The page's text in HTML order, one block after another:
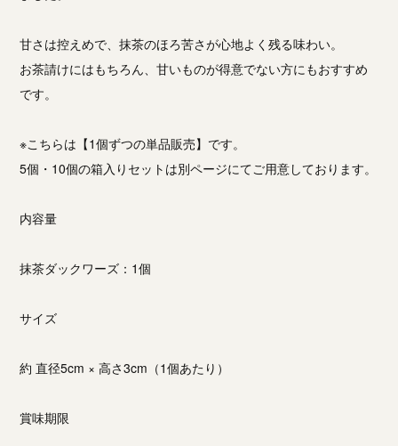
甘さは控えめで、抹茶のほろ苦さが心地よく残る味わい。
お茶請けにはもちろん、甘いものが得意でない方にもおすすめ
です。
※こちらは【1個ずつの単品販売】です。
5個・10個の箱入りセットは別ページにてご用意しております。
内容量
抹茶ダックワーズ：1個
サイズ
約 直径5cm × 高さ3cm（1個あたり）
賞味期限